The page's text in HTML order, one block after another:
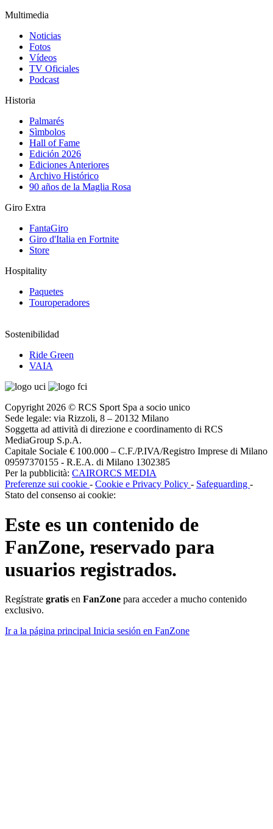
Multimedia
Noticias
Fotos
Vídeos
TV Oficiales
Podcast
Historia
Palmarés
Sìmbolos
Hall of Fame
Edición 2026
Ediciones Anteriores
Archivo Histórico
90 años de la Maglia Rosa
Giro Extra
FantaGiro
Giro d'Italia en Fortnite
Store
Hospitality
Paquetes
Touroperadores
Sostenibilidad
Ride Green
VAIA
Copyright 2026 © RCS Sport Spa a socio unico
Sede legale: via Rizzoli, 8 – 20132 Milano
Soggetta ad attività di direzione e coordinamento di RCS
MediaGroup S.p.A.
Capitale Sociale € 100.000 – C.F./P.IVA/Registro Imprese di Milano
09597370155 - R.E.A. di Milano 1302385
Per la pubblicità: CAIRORCS MEDIA
Preferenze sui cookie - Cookie e Privacy Policy - Safeguarding -
Stato del consenso ai cookie:
Este es un contenido de
FanZone, reservado para
usuarios registrados.
Regístrate gratis en FanZone para acceder a mucho contenido
exclusivo.
Ir a la página principal Inicia sesión en FanZone